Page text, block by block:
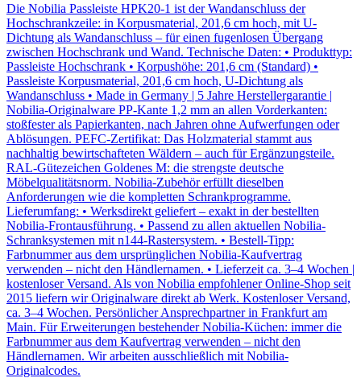
Die Nobilia Passleiste HPK20-1 ist der Wandanschluss der
Hochschrankzeile: in Korpusmaterial, 201,6 cm hoch, mit U-
Dichtung als Wandanschluss – für einen fugenlosen Übergang
zwischen Hochschrank und Wand. Technische Daten: • Produkttyp:
Passleiste Hochschrank • Korpushöhe: 201,6 cm (Standard) •
Passleiste Korpusmaterial, 201,6 cm hoch, U-Dichtung als
Wandanschluss • Made in Germany | 5 Jahre Herstellergarantie |
Nobilia-Originalware PP-Kante 1,2 mm an allen Vorderkanten:
stoßfester als Papierkanten, nach Jahren ohne Aufwerfungen oder
Ablösungen. PEFC-Zertifikat: Das Holzmaterial stammt aus
nachhaltig bewirtschafteten Wäldern – auch für Ergänzungsteile.
RAL-Gütezeichen Goldenes M: die strengste deutsche
Möbelqualitätsnorm. Nobilia-Zubehör erfüllt dieselben
Anforderungen wie die kompletten Schrankprogramme.
Lieferumfang: • Werksdirekt geliefert – exakt in der bestellten
Nobilia-Frontausführung. • Passend zu allen aktuellen Nobilia-
Schranksystemen mit n144-Rastersystem. • Bestell-Tipp:
Farbnummer aus dem ursprünglichen Nobilia-Kaufvertrag
verwenden – nicht den Händlernamen. • Lieferzeit ca. 3–4 Wochen |
kostenloser Versand. Als von Nobilia empfohlener Online-Shop seit
2015 liefern wir Originalware direkt ab Werk. Kostenloser Versand,
ca. 3–4 Wochen. Persönlicher Ansprechpartner in Frankfurt am
Main. Für Erweiterungen bestehender Nobilia-Küchen: immer die
Farbnummer aus dem Kaufvertrag verwenden – nicht den
Händlernamen. Wir arbeiten ausschließlich mit Nobilia-
Originalcodes.